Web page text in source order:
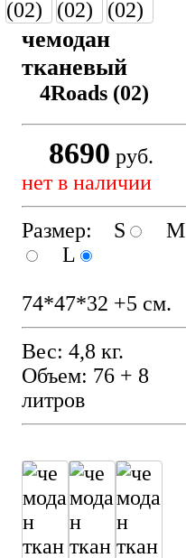
чемодан
тканевый
4Roads (02)
8690 руб.
нет в наличии
Размер: S
M
L
74*47*32 +5 см.
Вес: 4,8 кг.
Объем: 76 + 8
литров